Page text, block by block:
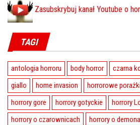
Zasubskrybuj kanał Youtube o
TAGI
antologia horroru body horror czarna
giallo
home invasion horrorowe porażki
horrory gore
horrory gotyckie
horrory
horrory o czarownicach
horrory o